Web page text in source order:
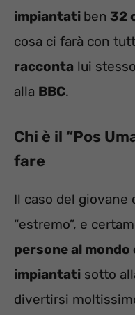
impiantati ben 32
cosa ci farà con
racconta lui
alla BBC.
Chi è il “Pos
fare
Il caso del giovane
“estremo”, e
persone al
impiantati sotto
divertirsi